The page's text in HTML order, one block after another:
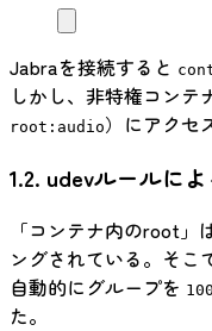
Jabraを接続すると
しかし、非特権コンテ
root:audio）にアクセ
1.2. udevルールに
「コンテナ内のroot」
ングされている。そこ
自動的にグループを
た。